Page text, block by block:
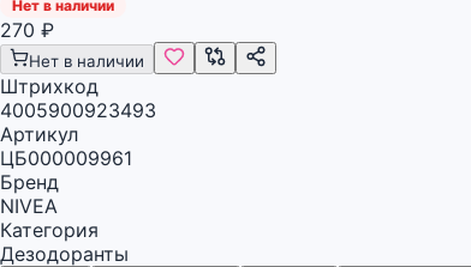
Нет в наличии
270 ₽
Нет в наличии
Штрихкод
4005900923493
Артикул
ЦБ000009961
Бренд
NIVEA
Категория
Дезодоранты